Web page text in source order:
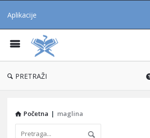
Aplikacije
PRETRAŽI
Početna | maglina